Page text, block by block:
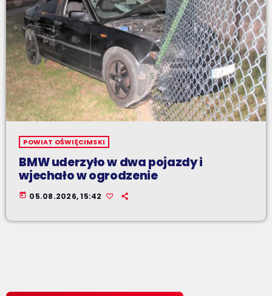
POWIAT OŚWIĘCIMSKI
BMW uderzyło w dwa pojazdy i
wjechało w ogrodzenie
today 05.08.2026, 15:42